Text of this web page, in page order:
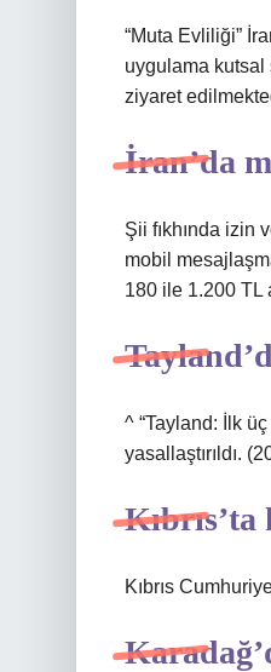
“Muta Evliliği”
uygulama kutsal
ziyaret
İran’da
Şii fıkhında izin
mobil
180 ile 1.200 TL
^ “Tayland: İlk
yasallaştırıldı.
Kıbrıs